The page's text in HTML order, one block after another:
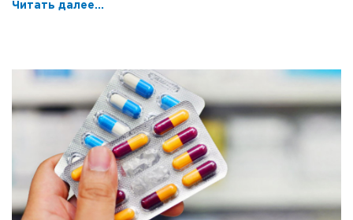
Читать далее...